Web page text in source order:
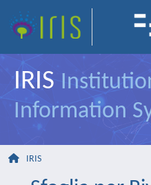
IRIS
Information
IRIS